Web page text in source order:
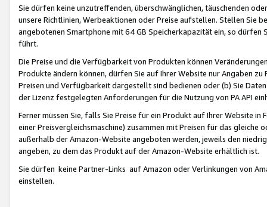
Sie dürfen keine unzutreffenden, überschwänglichen, täuschenden
unsere Richtlinien, Werbeaktionen oder Preise aufstellen. Stellen Sie
angebotenen Smartphone mit 64 GB Speicherkapazität ein, so dürfen
führt.
Die Preise und die Verfügbarkeit von Produkten können
Produkte ändern können, dürfen Sie auf Ihrer Website nur Angaben
Preisen und Verfügbarkeit dargestellt sind bedienen oder (b) Sie
der Lizenz festgelegten Anforderungen für die Nutzung von PA API
Ferner müssen Sie, falls Sie Preise für ein Produkt auf Ihrer Website
einer Preisvergleichsmaschine) zusammen mit Preisen für das
außerhalb der Amazon-Website angeboten werden, jeweils den
angeben, zu dem das Produkt auf der Amazon-Website erhältlich ist.
Sie dürfen keine Partner-Links auf Amazon oder Verlinkungen von
einstellen.